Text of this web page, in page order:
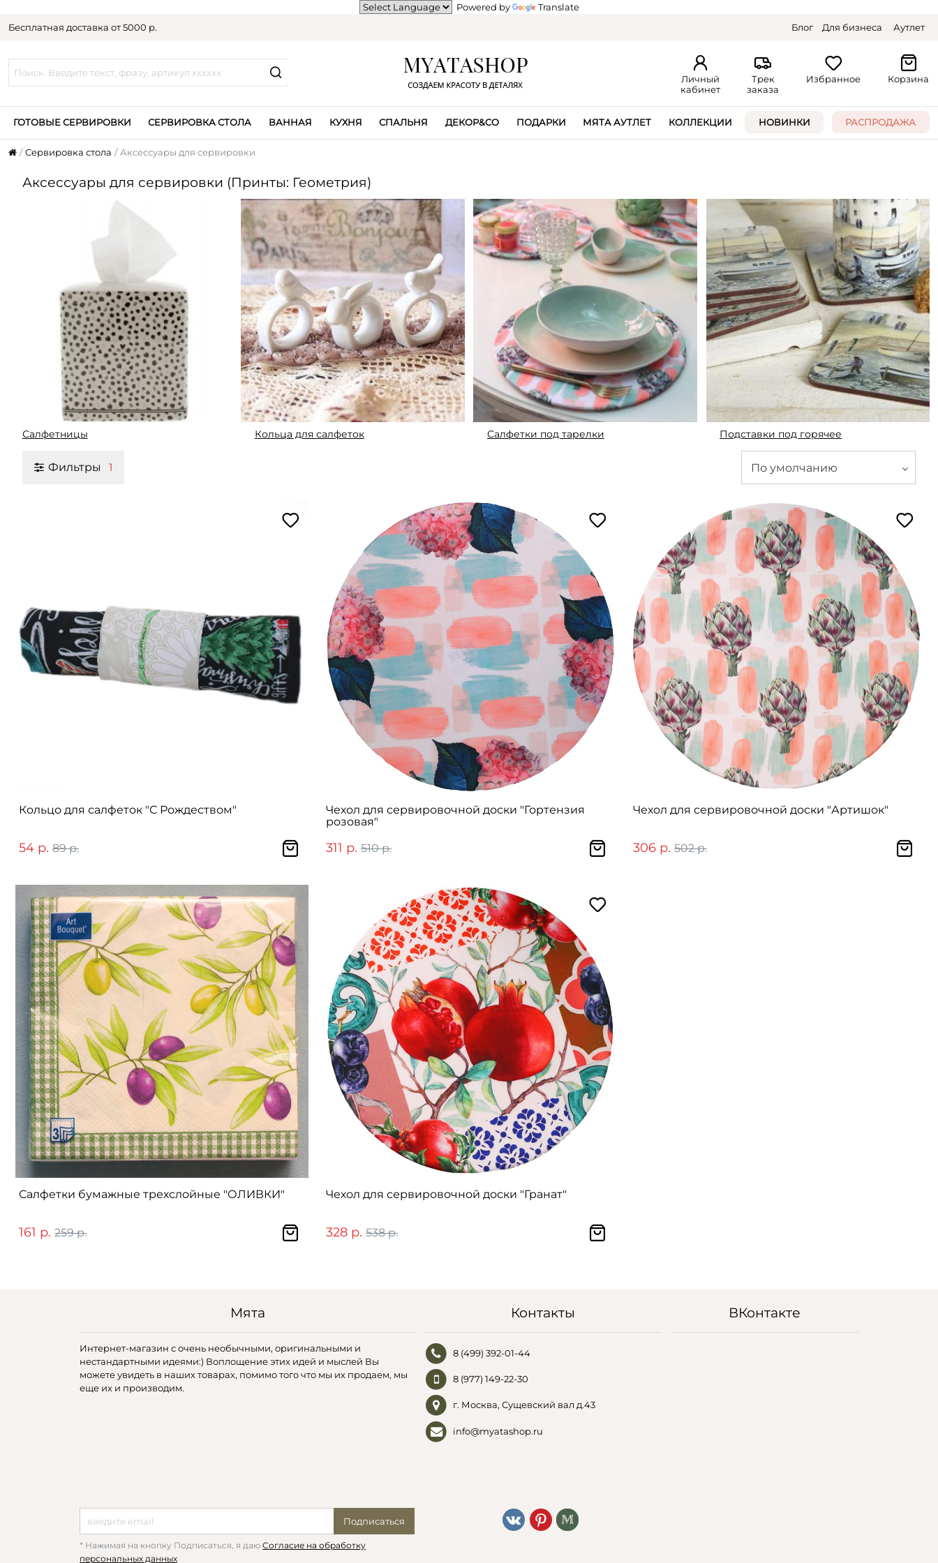
Powered by
Translate
Бесплатная доставка от 5000 р.
Блог Для бизнеса Аутлет
Личный
кабинет
Трек
заказа
Избранное Корзина
ГОТОВЫЕ СЕРВИРОВКИ СЕРВИРОВКА СТОЛА ВАННАЯ КУХНЯ СПАЛЬНЯ ДЕКОР&CO ПОДАРКИ МЯТА АУТЛЕТ КОЛЛЕКЦИИ НОВИНКИ РАСПРОДАЖА
Сервировка стола Аксессуары для сервировки
Аксессуары для сервировки (Принты: Геометрия)
Салфетницы Кольца для салфеток Салфетки под тарелки Подставки под горячее
Фильтры 1 По умолчанию
Кольцо для салфеток "С Рождеством"
54 р. 89 р.
Чехол для сервировочной доски "Гортензия
розовая"
311 р. 510 р.
Чехол для сервировочной доски "Артишок"
306 р. 502 р.
Салфетки бумажные трехслойные "ОЛИВКИ"
161 р. 259 р.
Чехол для сервировочной доски "Гранат"
328 р. 538 р.
Мята
Интернет-магазин с очень необычными, оригинальными и
нестандартными идеями:) Воплощение этих идей и мыслей Вы
можете увидеть в наших товарах, помимо того что мы их продаем, мы
еще их и производим.
Подписаться
* Нажимая на кнопку Подписаться, я даюСогласие на обработку
персональных данных
Контакты
8 (499) 392-01-44
8 (977) 149-22-30
г. Москва, Сущевский вал д.43
info@myatashop.ru
ВКонтакте